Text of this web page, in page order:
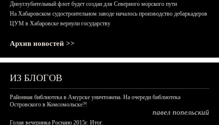
Дноуглубительный флот будет создан для Северного морского пути
На Хабаровском судостроительном заводе началось производство дебаркадеров
ЦУМ в Хабаровске вернули государству
Архив новостей >>
ИЗ БЛОГОВ
Районная библиотека в Амурске уничтожена. На очереди библиотека
Островского в Комсомольске?!
павел попельский
Голая вечеринка Роснано 2015г. Итог.